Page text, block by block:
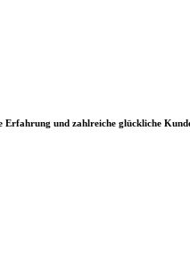
und zahlreiche glückliche